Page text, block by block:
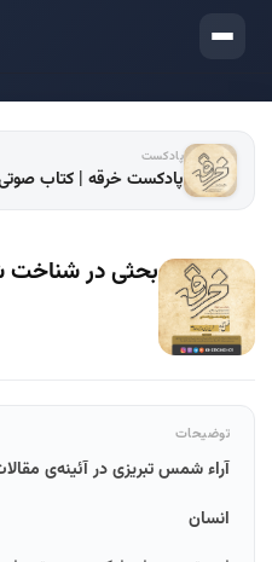
ورود
پادکست
پادکست خرقه | کتاب
بحثی در
توضیحات
آراء شمس تبریزی در آئینه‌ی
انسان